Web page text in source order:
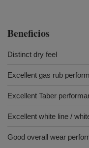
Beneficios
Distinct dry feel
Excellent gas rub
Excellent Taber
Excellent white line /
Good overall wear